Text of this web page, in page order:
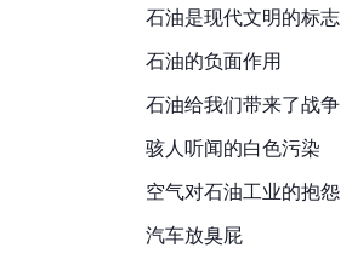
石油是现代文明的标志
石油的负面作用
石油给我们带来了战争
骇人听闻的白色污染
空气对石油工业的抱怨
汽车放臭屁